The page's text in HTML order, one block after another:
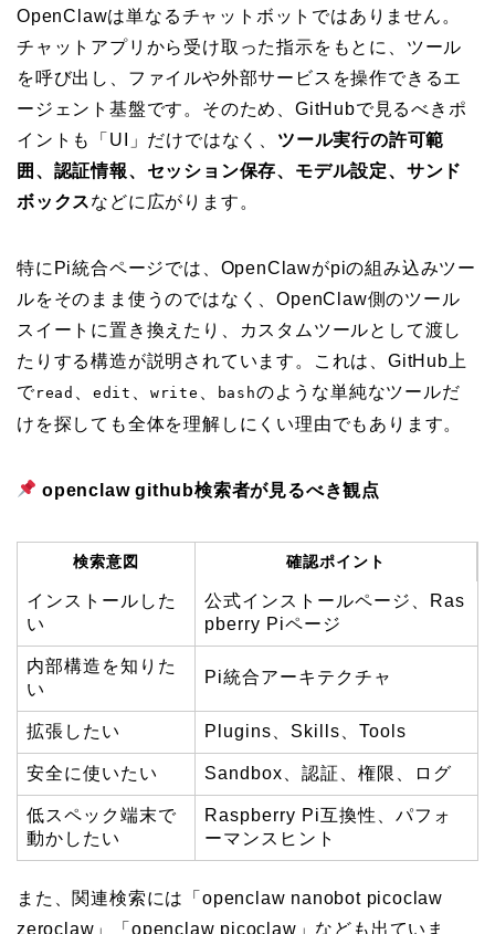
OpenClawは単なるチャットボットではありません。
チャットアプリから受け取った指示をもとに、ツール
を呼び出し、ファイルや外部サービスを操作できるエ
ージェント基盤です。そのため、GitHubで見るべきポ
イントも「UI」だけではなく、 ツール実行の許可範
囲、認証情報、セッション保存、モデル設定、サンド
ボックスなどに広がります。
特にPi統合ページでは、OpenClawがpiの組み込みツー
ルをそのまま使うのではなく、OpenClaw側のツール
スイートに置き換えたり、カスタムツールとして渡し
たりする構造が説明されています。これは、GitHub上
でread edit write bashのような単純なツールだ
けを探しても全体を理解しにくい理由でもあります。
openclaw github検索者が見るべき観点
検索意図 確認ポイント
インストールした
い
公式インストールページ、Ras
pberry Piページ
内部構造を知りた
い
Pi統合アーキテクチャ
拡張したい Plugins、Skills、Tools
安全に使いたい Sandbox、認証、権限、ログ
低スペック端末で
動かしたい
Raspberry Pi互換性、パフォ
ーマンスヒント
また、関連検索には「openclaw nanobot picoclaw
zeroclaw」「openclaw picoclaw」なども出ていま